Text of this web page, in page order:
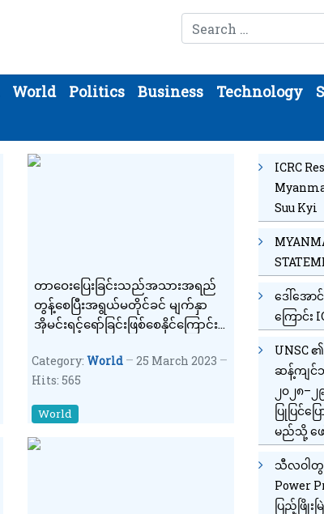
Search
World Politics Business Technology
တာဝေးပြေးခြင်းသည်အသားအရည်
တွန့်စေပြီးအရွယ်မတိုင်ခင် မျက်နှာ
အိုမင်းရင့်ရော်ခြင်းဖြစ်စေနိုင်ကြောင်း
Category: World
25 March 2023
Hits: 565
World
ICRC
Suu Kyi
ဒေါ်အေ
ကြောင်း
UNSC
ဆန့်ကျင်
၂၀၂၈
ပြုပြင်ပ
မည်သို့ ဖေ
သီလဝါတွင်
Power
ပြည့်ဖြိုး